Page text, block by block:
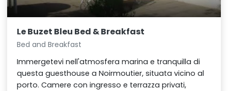
Le Buzet Bleu Bed & Breakfast
Bed and Breakfast
Immergetevi nell'atmosfera marina e tranquilla di
questa guesthouse a Noirmoutier, situata vicino al
porto. Camere con ingresso e terrazza privati,